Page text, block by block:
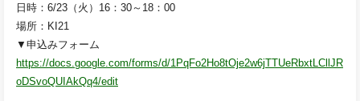
日時：6/23（火）16：30～18：00
場所：KI21
▼申込みフォーム
https://docs.google.com/forms/d/1PqFo2Ho8tOje2w6jTTUeRbxtLCllJR
oDSvoQUIAkQq4/edit